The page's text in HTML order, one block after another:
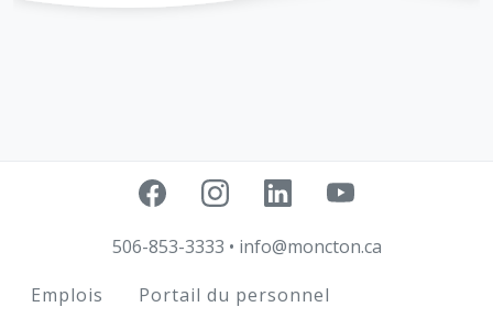
506-853-3333 • info@moncton.ca
Footer
Emplois
Portail du personnel